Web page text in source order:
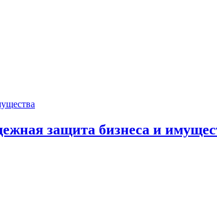
защита бизнеса и